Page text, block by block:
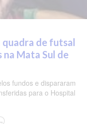
de futsal
na Mata Sul de
fundos e dispararam
para o Hospital